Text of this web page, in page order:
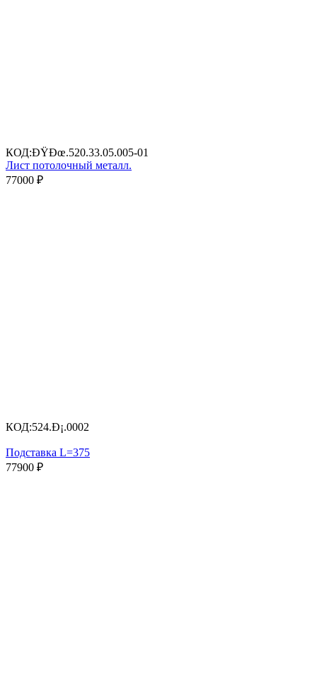
КОД:ÐŸÐœ.520.33.05.005-01
Лист потолочный металл.
77000 ₽
КОД:524.Ð¡.0002
Подставка L=375
77900 ₽